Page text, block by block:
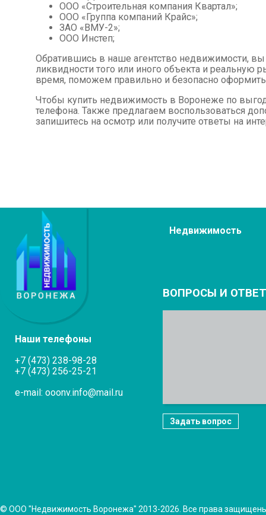
ООО «Строительная компания Квартал»;
ООО «Группа компаний Крайс»;
ЗАО «ВМУ-2»;
ООО Инстеп;
Обратившись в наше агентство недвижимости,
ликвидности того или иного объекта и
время, поможем правильно и безопасно
Чтобы купить недвижимость в Воронеже по
телефона. Также предлагаем воспользоваться
запишитесь на осмотр или получите ответы на
Недвижимость
Наши телефоны
+7 (473) 238-98-28
+7 (473) 256-25-21
e-mail: ooonv.info@mail.ru
ВОПРОСЫ И
Задать вопрос
© ООО "Недвижимость Воронежа" 2013-2026. Все права